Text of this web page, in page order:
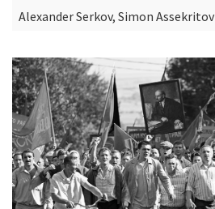
Alexander Serkov, Simon Assekritov